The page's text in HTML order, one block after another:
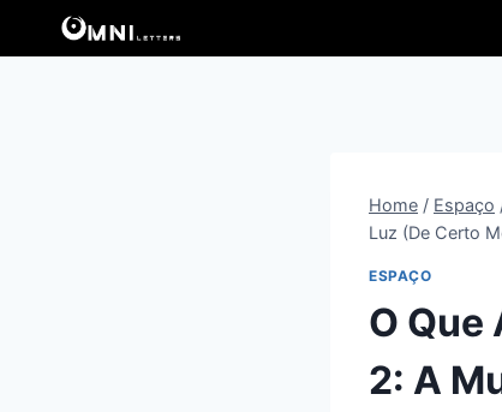
Home / Espaço
Luz (De Certo
ESPAÇO
O Que
2: A